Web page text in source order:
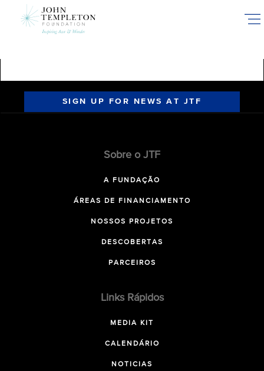
SIGN UP FOR NEWS AT JTF
Sobre o JTF
A FUNDAÇÃO
ÁREAS DE FINANCIAMENTO
NOSSOS PROJETOS
DESCOBERTAS
PARCEIROS
Links Rápidos
MEDIA KIT
CALENDÁRIO
NOTICIAS